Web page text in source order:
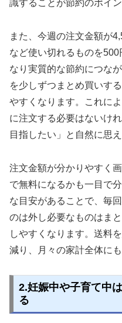
識することが節約のポイン
また、今週の注文金額が
など使い切れるものを
なり実質的な節約につな
を少しずつまとめ買いす
やすくなります。これに
に注文する必要はないけ
目指したい」と自然に思
注文金額が分かりやすく
で無料になるかも一目で
な目安があることで、毎
のは外し必要なものはま
しやすくなります。送料
減り、月々の家計全体に
2.妊娠中や子育て中
る